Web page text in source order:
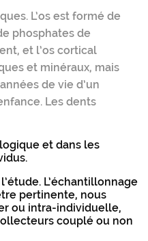
L’os est formé de
phosphates de
et l’os cortical
et minéraux, mais
de vie d’un
Les dents
et dans les
L’échantillonnage
pertinente, nous
ou intra-individuelle,
couplé ou non